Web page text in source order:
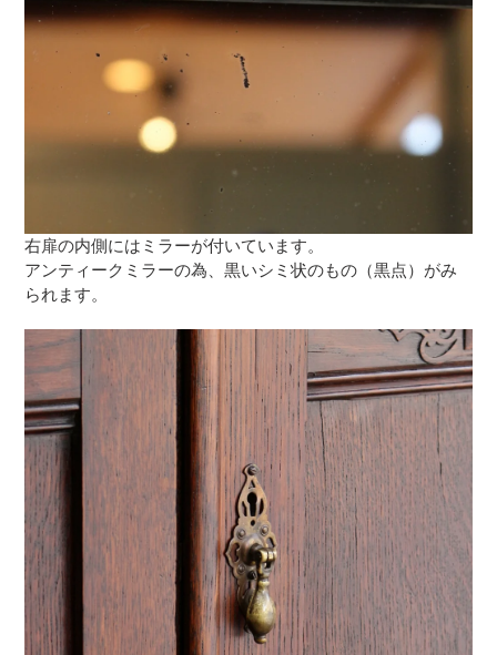
右扉の内側にはミラーが付いています。
アンティークミラーの為、黒いシミ状のもの（黒点）がみ
られます。